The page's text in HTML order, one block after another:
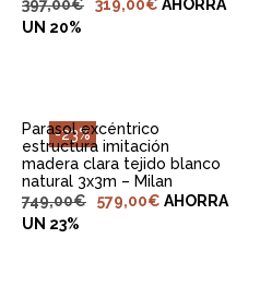
397,00€ 319,00€ AHORRA
UN 20%
-23%
Parasol excéntrico
estructura imitación
madera clara tejido blanco
natural 3x3m – Milan
749,00€ 579,00€ AHORRA
UN 23%